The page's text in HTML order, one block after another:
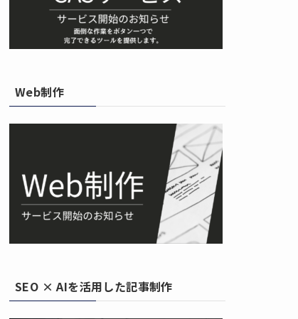
Web制作
SEO × AIを活用した記事制作